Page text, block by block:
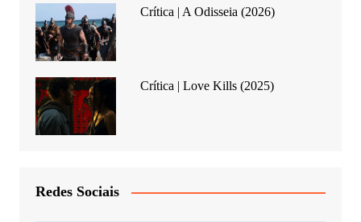
Crítica | A Odisseia (2026)
Crítica | Love Kills (2025)
Redes Sociais